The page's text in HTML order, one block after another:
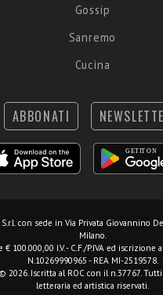
Gossip
Sanremo
Cucina
ABBONATI
con sede in Via Privata Giovannino
Milano.
100.000,00 I.V. - C.F./P.IVA ed iscrizione
N.10269990965 - REA MI-2519578.
2026. Iscritta al ROC con il n.37767.
letteraria ed artistica riservati.